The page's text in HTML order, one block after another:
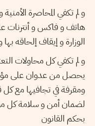
و لم تكفي المحاصرة
هاتف و فاكس و أنترنات
الوزارة و إيقاف إلحاقه
و لم تكفي كل محاولات
يحصل من عدوان على
ومقرفة في تجافيها مع كل
لضمان أمن و سلامة كل
بحكم القانون